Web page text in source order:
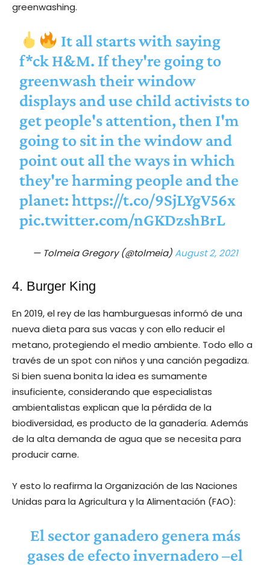
greenwashing.
It all starts with saying
f*ck H&M. If they're going to
greenwash their window
displays and use child activists to
get people's attention, then I'm
going to sit in the window and
point out all the ways in which
they're harming people and the
planet:https://t.co/9SjLYgV56x
pic.twitter.com/nGKDzshBrL
— Tolmeia Gregory (@tolmeia)August 2, 2021
4. Burger King
En 2019, el rey de las hamburguesas informó de una
nueva dieta para sus vacas y con ello reducir el
metano, protegiendo el medio ambiente. Todo ello a
través de un spot con niños y una canción pegadiza.
Si bien suena bonita la idea es sumamente
insuficiente, considerando que especialistas
ambientalistas explican que la pérdida de la
biodiversidad, es producto de la ganadería. Además
de la alta demanda de agua que se necesita para
producir carne.
Y esto lo reafirma la Organización de las Naciones
Unidas para la Agricultura y la Alimentación (FAO):
El sector ganadero genera más
gases de efecto invernadero –el